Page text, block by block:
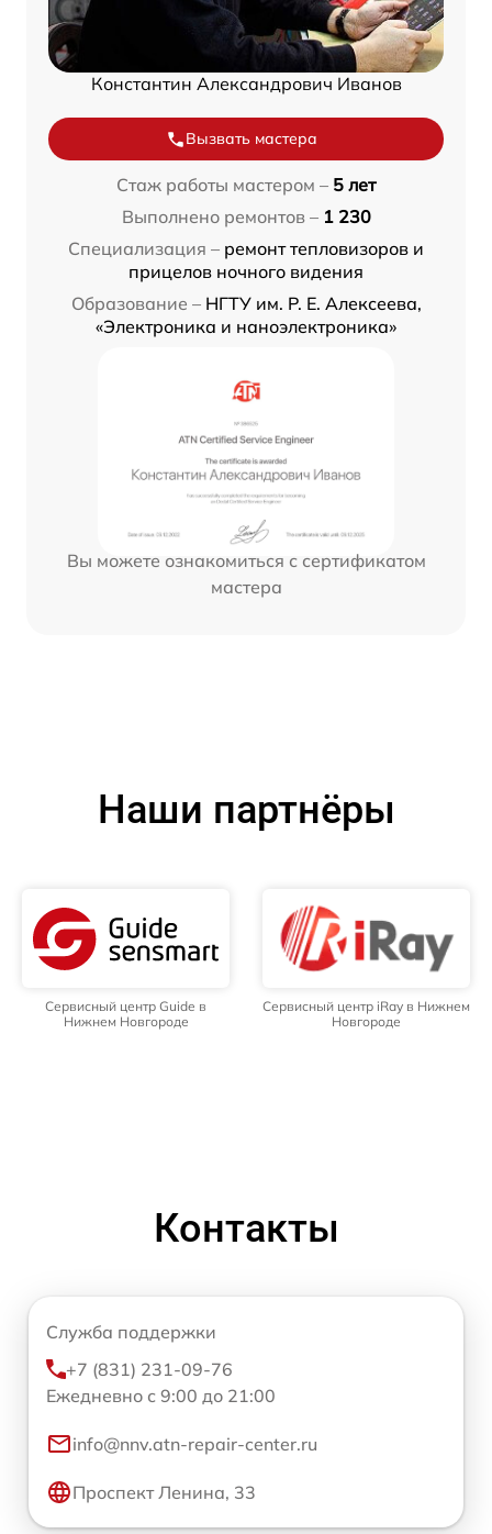
Константин Александрович Иванов
Вызвать мастера
Стаж работы мастером – 5 лет
Выполнено ремонтов – 1 230
Специализация – ремонт тепловизоров и
прицелов ночного видения
Образование – НГТУ им. Р. Е. Алексеева,
«Электроника и наноэлектроника»
Вы можете ознакомиться с сертификатом
мастера
Наши партнёры
Сервисный центр Guide в
Нижнем Новгороде
Сервисный центр iRay в Нижнем
Новгороде
Контакты
Служба поддержки
+7 (831) 231-09-76
Ежедневно с 9:00 до 21:00
info@nnv.atn-repair-center.ru
Проспект Ленина, 33